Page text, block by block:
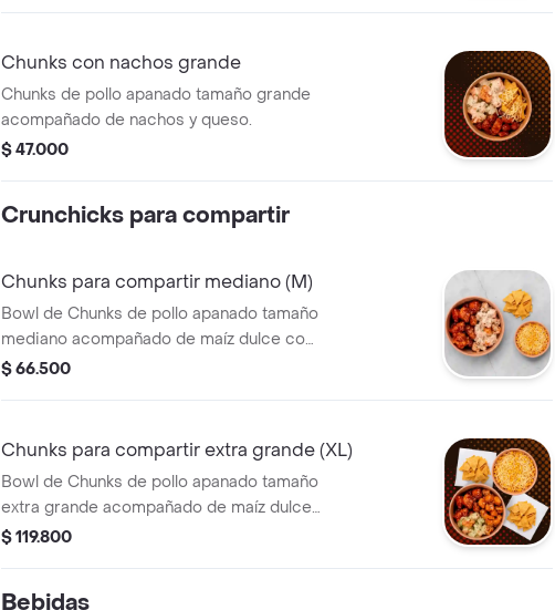
Chunks con nachos grande
Chunks de pollo apanado tamaño grande
acompañado de nachos y queso.
$ 47.000
Crunchicks para compartir
Chunks para compartir mediano (M)
Bowl de Chunks de pollo apanado tamaño
mediano acompañado de maíz dulce con
queso y nachos.(Sugerido para dos)
$ 66.500
Chunks para compartir extra grande (XL)
Bowl de Chunks de pollo apanado tamaño
extra grande acompañado de maíz dulce
con queso y nachos.(Sugerido para
$ 119.800
Bebidas